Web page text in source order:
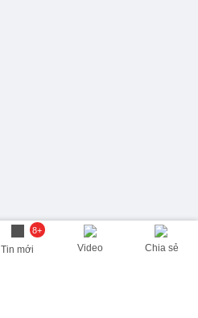
8+
Tin mới Video Chia sẻ